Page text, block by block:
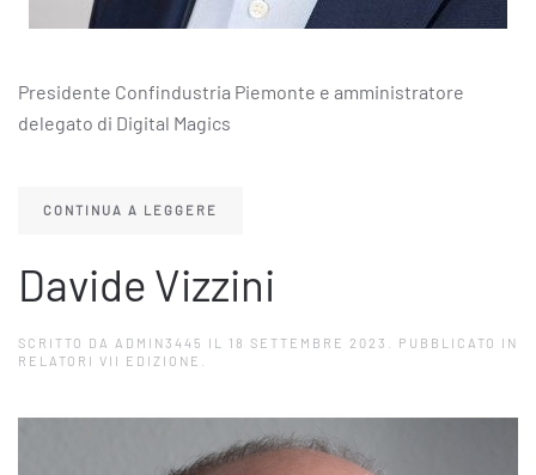
Presidente Confindustria Piemonte e amministratore
delegato di Digital Magics
CONTINUA A LEGGERE
Davide Vizzini
SCRITTO DA ADMIN3445 IL 18 SETTEMBRE 2023
. PUBBLICATO IN
RELATORI VII EDIZIONE